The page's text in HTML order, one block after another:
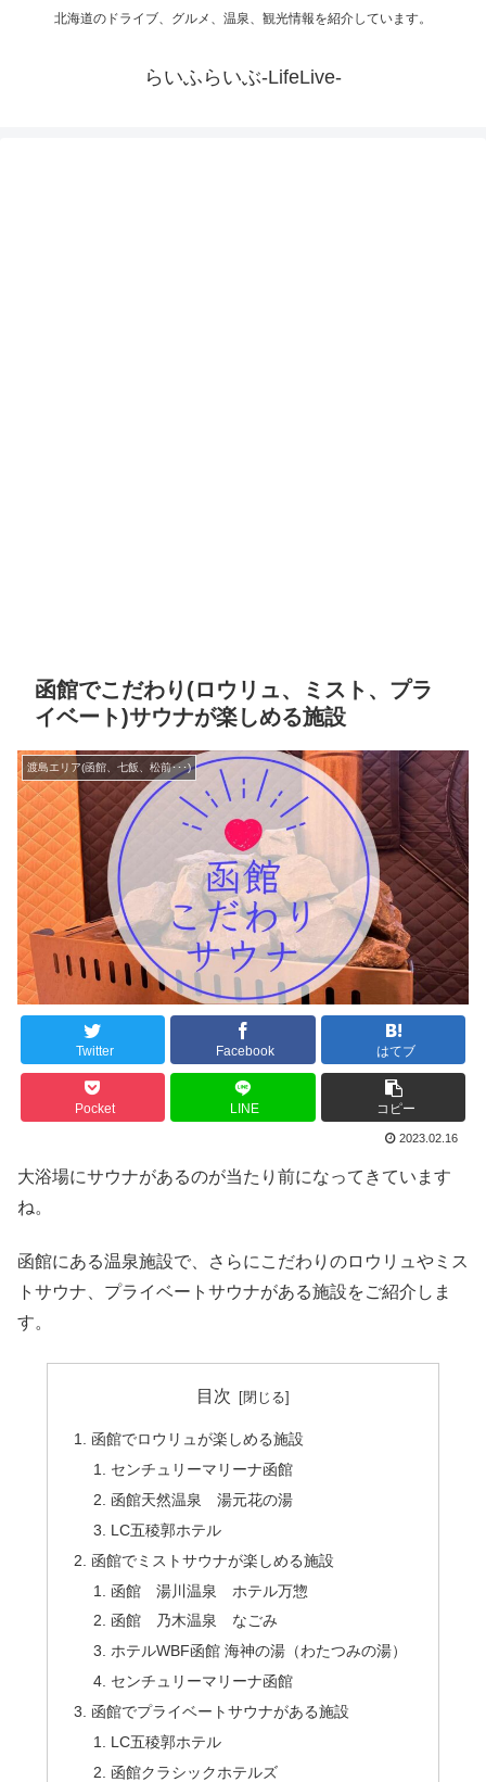
北海道のドライブ、グルメ、温泉、観光情報を紹介しています。
らいふらいぶ-LifeLive-
函館でこだわり(ロウリュ、ミスト、プラ
イベート)サウナが楽しめる施設
渡島エリア(函館、七飯、松前･･･)
Twitter Facebook はてブ
Pocket LINE コピー
2023.02.16
大浴場にサウナがあるのが当たり前になってきています
ね。
函館にある温泉施設で、さらにこだわりのロウリュやミス
トサウナ、プライベートサウナがある施設をご紹介しま
す。
目次
函館でロウリュが楽しめる施設
センチュリーマリーナ函館
函館天然温泉 湯元花の湯
LC五稜郭ホテル
函館でミストサウナが楽しめる施設
函館 湯川温泉 ホテル万惣
函館 乃木温泉 なごみ
ホテルWBF函館 海神の湯（わたつみの湯）
センチュリーマリーナ函館
函館でプライベートサウナがある施設
LC五稜郭ホテル
函館クラシックホテルズ